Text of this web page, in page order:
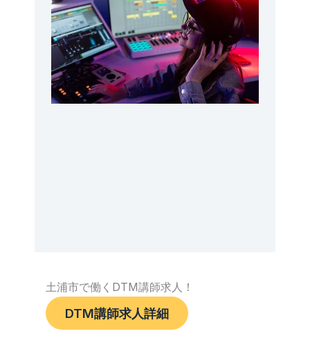
土浦市で働くDTM講師求人！
DTM講師求人詳細